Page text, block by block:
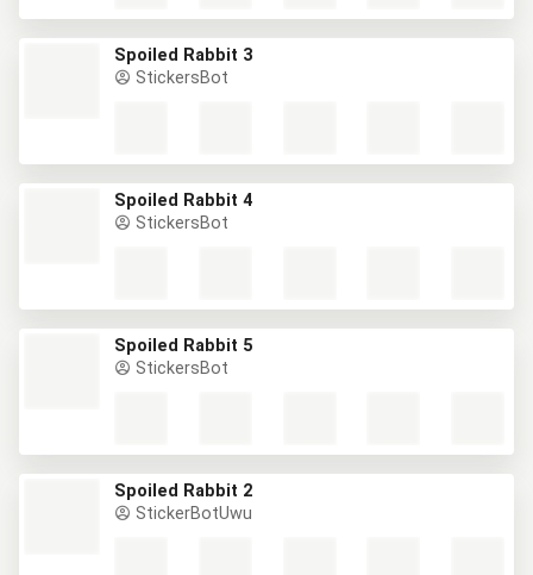
Spoiled Rabbit 3
StickersBot
Spoiled Rabbit 4
StickersBot
Spoiled Rabbit 5
StickersBot
Spoiled Rabbit 2
StickerBotUwu